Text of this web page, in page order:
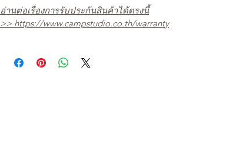
อ่านต่อเรื่องการรับประกันสินค้าได้ตรงนี้
>> https://www.campstudio.co.th/warranty